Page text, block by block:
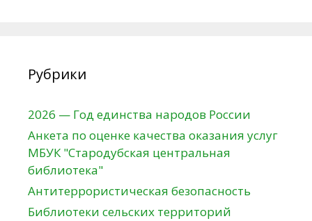
Рубрики
2026 — Год единства народов России
Анкета по оценке качества оказания услуг
МБУК "Стародубская центральная
библиотека"
Антитеррористическая безопасность
Библиотеки сельских территорий